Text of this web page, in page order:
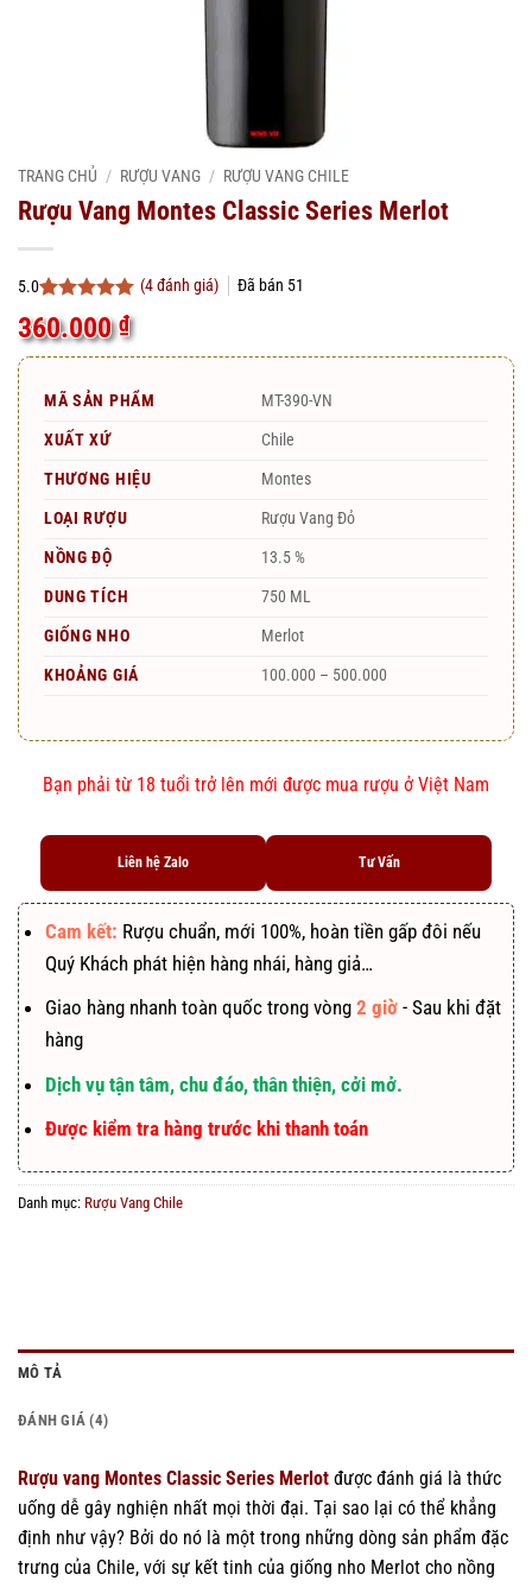
TRANG CHỦ / RƯỢU VANG / RƯỢU VANG CHILE
Rượu Vang Montes Classic Series Merlot
5.0
5.0 trên 5
dựa trên
4
đánh giá
(4đánh giá) Đã bán 51
360.000₫
MÃ SẢN PHẨM
MT-390-VN
XUẤT XỨ
Chile
THƯƠNG HIỆU
Montes
LOẠI RƯỢU
Rượu Vang Đỏ
NỒNG ĐỘ
13.5 %
DUNG TÍCH
750 ML
GIỐNG NHO
Merlot
KHOẢNG GIÁ
100.000 – 500.000
Bạn phải từ 18 tuổi trở lên mới được mua rượu ở Việt Nam
Liên hệ Zalo Tư Vấn
Cam kết: Rượu chuẩn, mới 100%, hoàn tiền gấp đôi nếu
Quý Khách phát hiện hàng nhái, hàng giả…
Giao hàng nhanh toàn quốc trong vòng2 giờ - Sau khi đặt
hàng
Dịch vụ tận tâm, chu đáo, thân thiện, cởi mở.
Được kiểm tra hàng trước khi thanh toán
Danh mục: Rượu Vang Chile
MÔ TẢ
ĐÁNH GIÁ (4)
Rượu vang Montes Classic Series Merlot được đánh giá là thức
uống dễ gây nghiện nhất mọi thời đại. Tại sao lại có thể khẳng
định như vậy? Bởi do nó là một trong những dòng sản phẩm đặc
trưng của Chile, với sự kết tinh của giống nho Merlot cho nồng